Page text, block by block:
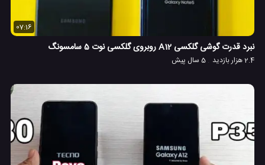
07:16
نبرد قدرت گوشی گلکسی A12 روبروی گلکسی نوت 5 سامسونگ
2.4 هزار بازدید 5 سال پیش